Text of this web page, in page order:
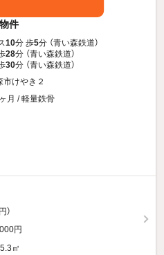
件
10分 歩5分 （青い森鉄道）
28分 （青い森鉄道）
30分 （青い森鉄道）
市けやき２
月 / 軽量鉄骨
）
円
㎡